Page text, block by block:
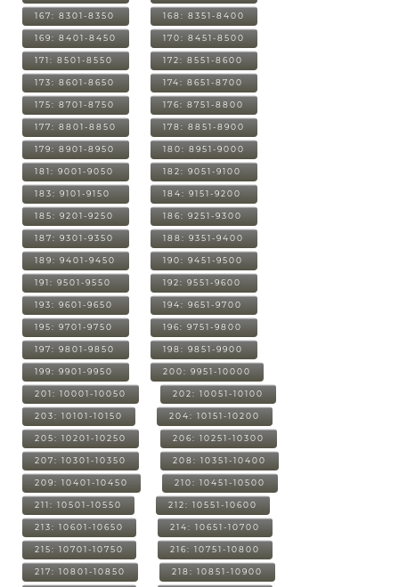
167: 8301-8350 168: 8351-8400
169: 8401-8450 170: 8451-8500
171: 8501-8550 172: 8551-8600
173: 8601-8650 174: 8651-8700
175: 8701-8750 176: 8751-8800
177: 8801-8850 178: 8851-8900
179: 8901-8950 180: 8951-9000
181: 9001-9050 182: 9051-9100
183: 9101-9150 184: 9151-9200
185: 9201-9250 186: 9251-9300
187: 9301-9350 188: 9351-9400
189: 9401-9450 190: 9451-9500
191: 9501-9550 192: 9551-9600
193: 9601-9650 194: 9651-9700
195: 9701-9750 196: 9751-9800
197: 9801-9850 198: 9851-9900
199: 9901-9950 200: 9951-10000
201: 10001-10050 202: 10051-10100
203: 10101-10150 204: 10151-10200
205: 10201-10250 206: 10251-10300
207: 10301-10350 208: 10351-10400
209: 10401-10450 210: 10451-10500
211: 10501-10550 212: 10551-10600
213: 10601-10650 214: 10651-10700
215: 10701-10750 216: 10751-10800
217: 10801-10850 218: 10851-10900